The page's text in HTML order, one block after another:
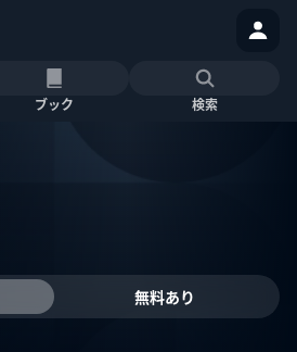
ブック 検索
無料あり